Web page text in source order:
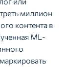
миллион
контента в
ML-